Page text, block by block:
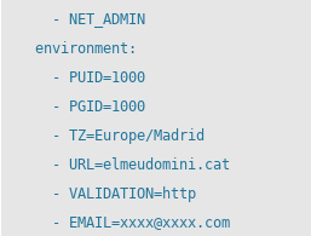
      - NET_ADMIN
    environment:
      - PUID=1000
      - PGID=1000
      - TZ=Europe/Madrid
      - URL=elmeudomini.cat
      - VALIDATION=http
      - EMAIL=xxxx@xxxx.com